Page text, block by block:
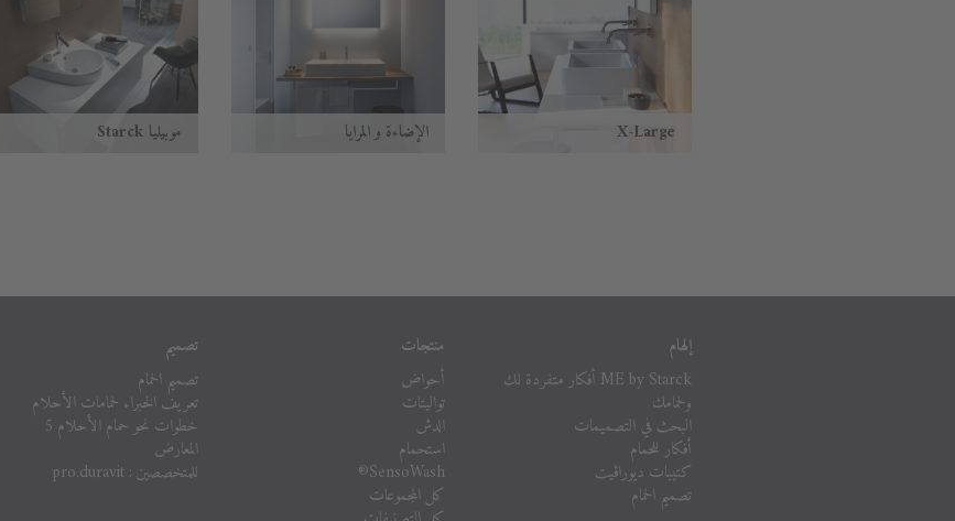
X-Large الإضاءة و المرايا موبيليا Starck
إلهام
ME by Starck أفكار متفردة لك
ولحمامك
البحث في التصميمات
أفكار للحمام
كتيبات ديوراڨيت
تصميم الحمام
منتجات
أحواض
تواليتات
الدش
استحمام
SensoWash®
كل المجموعات
تصميم
تصميم الحمام
تعريف الخبراء لحمامات الأحلام
خطوات نحو حمام الأحلام 5
المعارض
للمتخصصين : pro.duravit